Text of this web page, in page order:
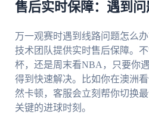
售后实时保障：遇到
万一观赛时遇到线路问题怎么办
技术团队提供实时售后保障。
杯，还是周末看NBA，只要你
得到快速解决。比如你在澳洲
然卡顿，客服会立刻帮你切换
关键的进球时刻。